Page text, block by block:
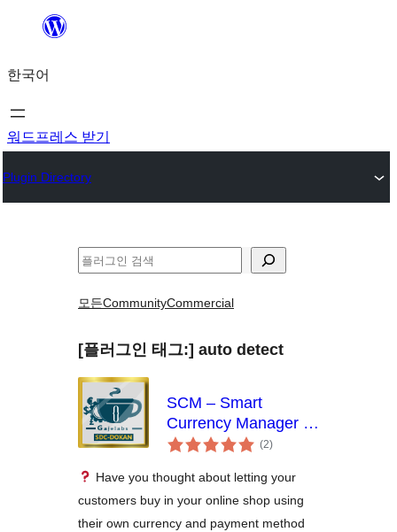
츠
로
바
가
한국어
워드프레스 받기
Plugin Directory
검
모든CommunityCommercial
[플러그인 태그:] auto detect
SCM – Smart
Currency Manager –
Premium Variant for
(2전
체)
Have you thought about letting your
customers buy in your online shop using
their own currency and payment method